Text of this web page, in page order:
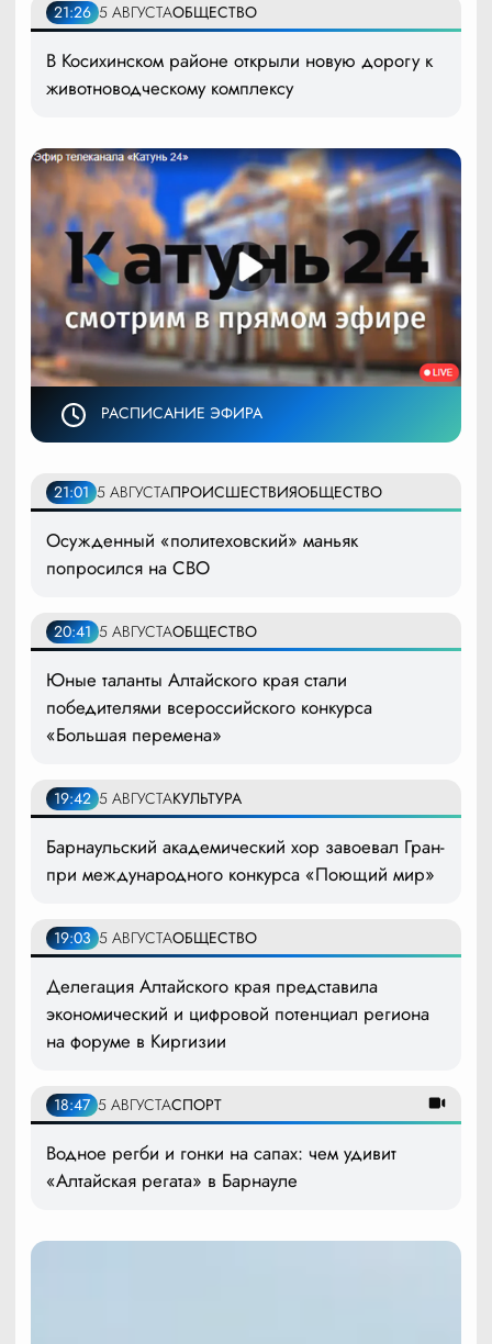
21:26 5 АВГУСТАОБЩЕСТВО
В Косихинском районе открыли новую дорогу к
животноводческому комплексу
РАСПИСАНИЕ ЭФИРА
21:01 5 АВГУСТАПРОИСШЕСТВИЯОБЩЕСТВО
Осужденный «политеховский» маньяк
попросился на СВО
20:41 5 АВГУСТАОБЩЕСТВО
Юные таланты Алтайского края стали
победителями всероссийского конкурса
«Большая перемена»
19:42 5 АВГУСТАКУЛЬТУРА
Барнаульский академический хор завоевал Гран-
при международного конкурса «Поющий мир»
19:03 5 АВГУСТАОБЩЕСТВО
Делегация Алтайского края представила
экономический и цифровой потенциал региона
на форуме в Киргизии
18:47 5 АВГУСТАСПОРТ
Водное регби и гонки на сапах: чем удивит
«Алтайская регата» в Барнауле